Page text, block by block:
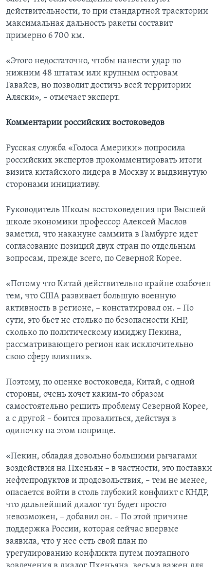
действительности, то при стандартной траектории
максимальная дальность ракеты составит
примерно 6 700 км.
«Этого недостаточно, чтобы нанести удар по
нижним 48 штатам или крупным островам
Гавайев, но позволит достичь всей территории
Аляски», – отмечает эксперт.
Комментарии российских востоковедов
Русская служба «Голоса Америки» попросила
российских экспертов прокомментировать итоги
визита китайского лидера в Москву и выдвинутую
сторонами инициативу.
Руководитель Школы востоковедения при Высшей
школе экономики профессор Алексей Маслов
заметил, что накануне саммита в Гамбурге идет
согласование позиций двух стран по отдельным
вопросам, прежде всего, по Северной Корее.
«Потому что Китай действительно крайне озабочен
тем, что США развивает большую военную
активность в регионе, – констатировал он. – По
сути, это бьет не столько по безопасности КНР,
сколько по политическому имиджу Пекина,
рассматривающего регион как исключительно
свою сферу влияния».
Поэтому, по оценке востоковеда, Китай, с одной
стороны, очень хочет каким-то образом
самостоятельно решить проблему Северной Корее,
а с другой – боится провалиться, действуя в
одиночку на этом поприще.
«Пекин, обладая довольно большими рычагами
воздействия на Пхеньян – в частности, это поставки
нефтепродуктов и продовольствия, – тем не менее,
опасается войти в столь глубокий конфликт с КНДР,
что дальнейший диалог тут будет просто
невозможен, – добавил он. – По этой причине
поддержка России, которая сейчас впервые
заявила, что у нее есть свой план по
урегулированию конфликта путем поэтапного